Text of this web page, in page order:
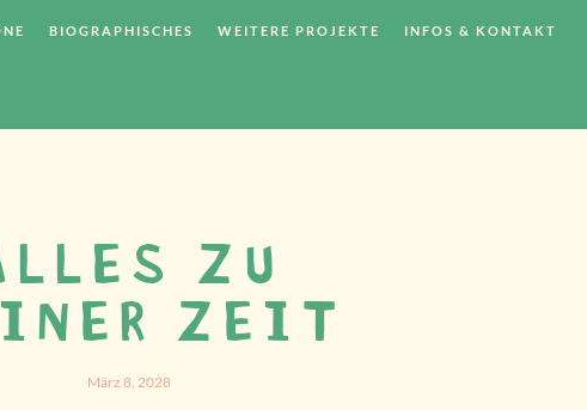
BIOGRAPHISCHES WEITERE PROJEKTE INFOS & KONTAKT
ZU
ZEIT
März 8, 2028